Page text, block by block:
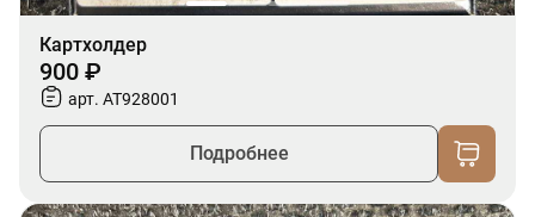
Картхолдер
900 ₽
арт. AT928001
Подробнее